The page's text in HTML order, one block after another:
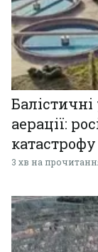
аерації:
3 хв на